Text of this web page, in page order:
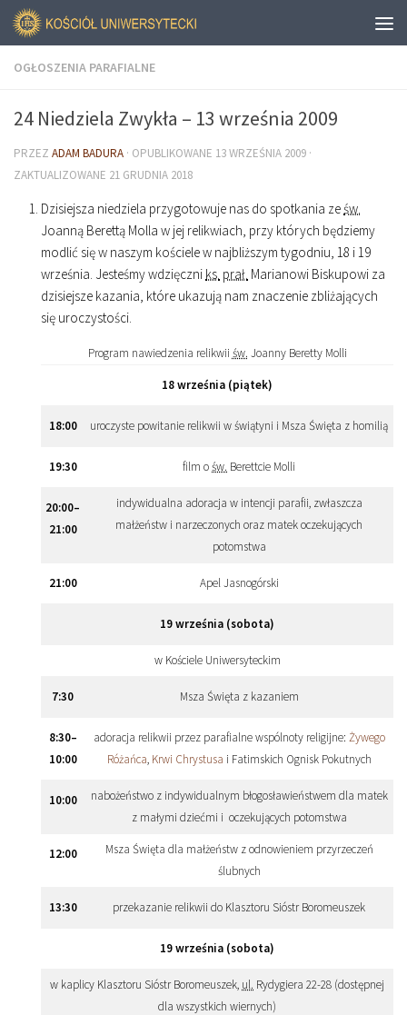
OGŁOSZENIA PARAFIALNE
24 Niedziela Zwykła – 13 września 2009
PRZEZ ADAM BADURA · OPUBLIKOWANE 13 WRZEŚNIA 2009 ·
ZAKTUALIZOWANE 21 GRUDNIA 2018
Dzisiejsza niedziela przygotowuje nas do spotkania ześw.
Joanną Berettą Molla w jej relikwiach, przy których będziemy
modlić się w naszym kościele w najbliższym tygodniu, 18 i 19
września. Jesteśmy wdzięczni ks. prał. Marianowi Biskupowi za
dzisiejsze kazania, które ukazują nam znaczenie zbliżających
się uroczystości.
Program nawiedzenia relikwii św. Joanny Beretty Molli
18 września (piątek)
18:00 uroczyste powitanie relikwii w świątyni i Msza Święta z homilią
19:30 film ośw. Berettcie Molli
20:00–
21:00
indywidualna adoracja w intencji parafii, zwłaszcza
małżeństw i narzeczonych oraz matek oczekujących
potomstwa
21:00 Apel Jasnogórski
19 września (sobota)
w Kościele Uniwersyteckim
7:30 Msza Święta z kazaniem
8:30–
10:00
adoracja relikwii przez parafialne wspólnoty religijne: Żywego
Różańca, Krwi Chrystusa i Fatimskich Ognisk Pokutnych
10:00
nabożeństwo z indywidualnym błogosławieństwem dla matek
z małymi dziećmi i oczekujących potomstwa
12:00
Msza Święta dla małżeństw z odnowieniem przyrzeczeń
ślubnych
13:30 przekazanie relikwii do Klasztoru Sióstr Boromeuszek
19 września (sobota)
w kaplicy Klasztoru Sióstr Boromeuszek, ul. Rydygiera 22-28 (dostępnej
dla wszystkich wiernych)